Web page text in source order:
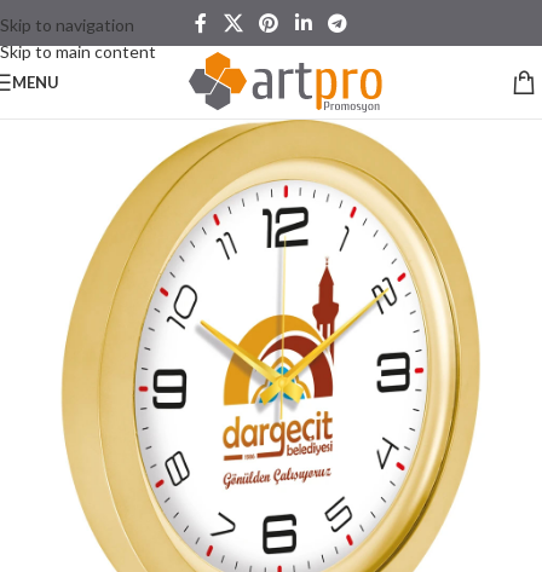
Skip to navigation
Skip to main content
MENU